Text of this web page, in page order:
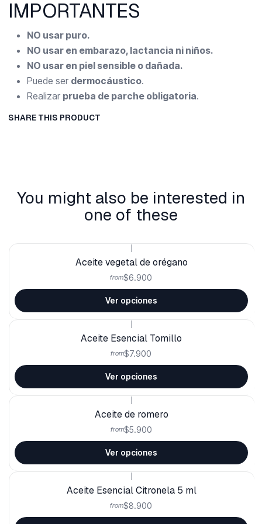
IMPORTANTES
NO usar puro.
NO usar en embarazo, lactancia ni niños.
NO usar en piel sensible o dañada.
Puede ser dermocáustico.
Realizar prueba de parche obligatoria.
SHARE THIS PRODUCT
You might also be interested in
one of these
Aceite vegetal de orégano
from$6.900
Ver opciones
Aceite Esencial Tomillo
from$7.900
Ver opciones
Aceite de romero
from$5.900
Ver opciones
Aceite Esencial Citronela 5 ml
from$8.900